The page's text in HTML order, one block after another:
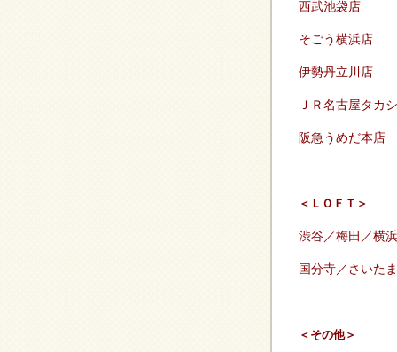
西武池袋店
そごう横浜店
伊勢丹立川店
ＪＲ名古屋タカ
阪急うめだ本店
＜ＬＯＦＴ＞
渋谷／梅田／横
国分寺／さいた
＜その他＞